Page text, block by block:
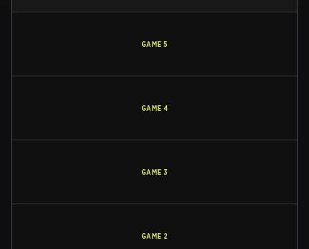
GAME 5
GAME 4
GAME 3
GAME 2